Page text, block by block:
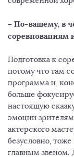
– По-вашему, в
соревнованиям
Подготовка к
потому что там
программа и,
больше
настоящую
эмоции
актерского
безусловно,
главным звеном.